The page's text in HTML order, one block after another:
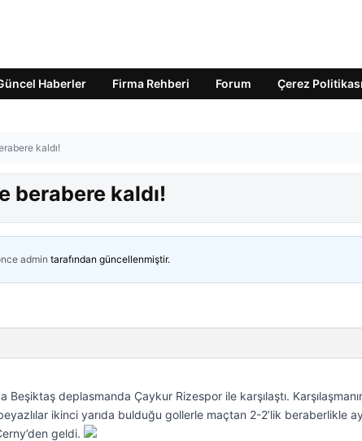
Haberler Firma Rehberi Forum Çerez Politikası
kaldı!
berabere kaldı!
admin tarafından güncellenmiştir.
Beşiktaş deplasmanda Çaykur Rizespor ile karşılaştı.
ikinci yarıda bulduğu gollerle maçtan 2-2’lik beraberlikle
geldi.